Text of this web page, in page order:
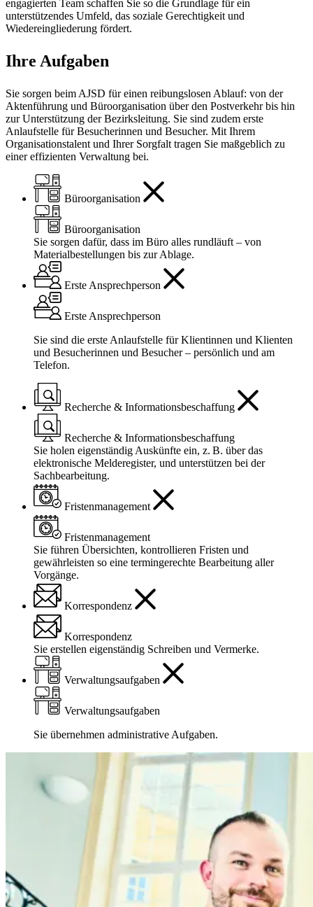
engagierten Team schaffen Sie so die Grundlage für ein
unterstützendes Umfeld, das soziale Gerechtigkeit und
Wiedereingliederung fördert.
Ihre Aufgaben
Sie sorgen beim AJSD für einen reibungslosen Ablauf: von der
Aktenführung und Büroorganisation über den Postverkehr bis hin
zur Unterstützung der Bezirksleitung. Sie sind zudem erste
Anlaufstelle für Besucherinnen und Besucher. Mit Ihrem
Organisationstalent und Ihrer Sorgfalt tragen Sie maßgeblich zu
einer effizienten Verwaltung bei.
Büroorganisation
Büroorganisation
Sie sorgen dafür, dass im Büro alles rundläuft – von
Materialbestellungen bis zur Ablage.
Erste Ansprechperson
Erste Ansprechperson
Sie sind die erste Anlaufstelle für Klientinnen und Klienten
und Besucherinnen und Besucher – persönlich und am
Telefon.
Recherche & Informationsbeschaffung
Recherche & Informationsbeschaffung
Sie holen eigenständig Auskünfte ein, z. B. über das
elektronische Melderegister, und unterstützen bei der
Sachbearbeitung.
Fristenmanagement
Fristenmanagement
Sie führen Übersichten, kontrollieren Fristen und
gewährleisten so eine termingerechte Bearbeitung aller
Vorgänge.
Korrespondenz
Korrespondenz
Sie erstellen eigenständig Schreiben und Vermerke.
Verwaltungsaufgaben
Verwaltungsaufgaben
Sie übernehmen administrative Aufgaben.